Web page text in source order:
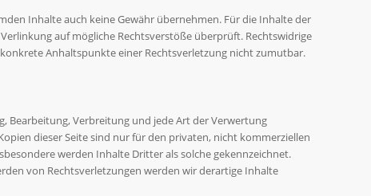
Inhalte auch keine Gewähr übernehmen. Für die Inhalte der
auf mögliche Rechtsverstöße überprüft. Rechtswidrige
Anhaltspunkte einer Rechtsverletzung nicht zumutbar.
Bearbeitung, Verbreitung und jede Art der Verwertung
dieser Seite sind nur für den privaten, nicht kommerziellen
werden Inhalte Dritter als solche gekennzeichnet.
von Rechtsverletzungen werden wir derartige Inhalte